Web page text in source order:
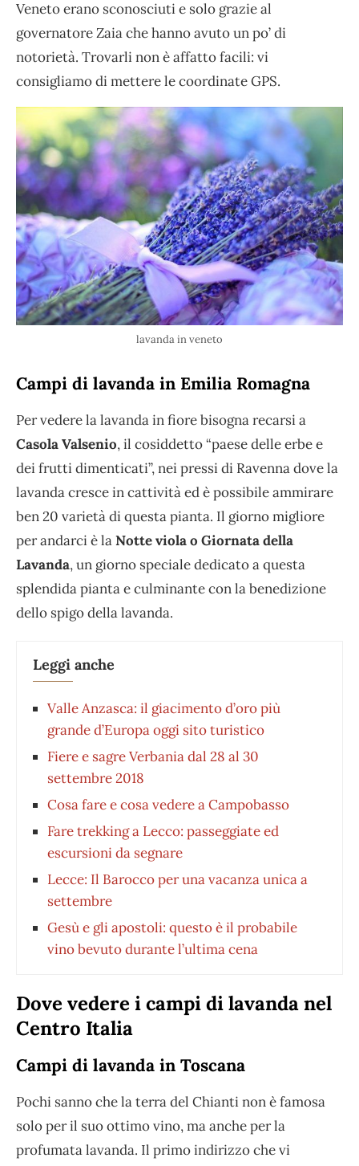
Veneto erano sconosciuti e solo grazie al
governatore Zaia che hanno avuto un po’ di
notorietà. Trovarli non è affatto facili: vi
consigliamo di mettere le coordinate GPS.
lavanda in veneto
Campi di lavanda in Emilia Romagna
Per vedere la lavanda in fiore bisogna recarsi a
Casola Valsenio, il cosiddetto “paese delle erbe e
dei frutti dimenticati”, nei pressi di Ravenna dove la
lavanda cresce in cattività ed è possibile ammirare
ben 20 varietà di questa pianta. Il giorno migliore
per andarci è laNotte viola o Giornata della
Lavanda, un giorno speciale dedicato a questa
splendida pianta e culminante con la benedizione
dello spigo della lavanda.
Leggi anche
Valle Anzasca: il giacimento d’oro più
grande d’Europa oggi sito turistico
Fiere e sagre Verbania dal 28 al 30
settembre 2018
Cosa fare e cosa vedere a Campobasso
Fare trekking a Lecco: passeggiate ed
escursioni da segnare
Lecce: Il Barocco per una vacanza unica a
settembre
Gesù e gli apostoli: questo è il probabile
vino bevuto durante l’ultima cena
Dove vedere i campi di lavanda nel
Centro Italia
Campi di lavanda in Toscana
Pochi sanno che la terra del Chianti non è famosa
solo per il suo ottimo vino, ma anche per la
profumata lavanda. Il primo indirizzo che vi